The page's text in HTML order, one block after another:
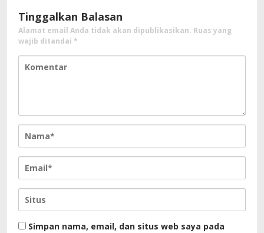
Tinggalkan Balasan
Alamat email Anda tidak akan dipublikasikan. Ruas yang
wajib ditandai *
Simpan nama, email, dan situs web saya pada